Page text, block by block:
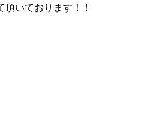
いております！！